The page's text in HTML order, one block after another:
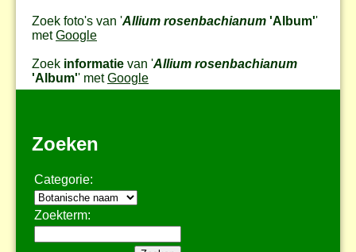
Zoek foto's van 'Allium rosenbachianum 'Album''
metGoogle
Zoek informatie van 'Allium rosenbachianum
'Album'' metGoogle
Zoeken
Categorie:
Zoekterm: